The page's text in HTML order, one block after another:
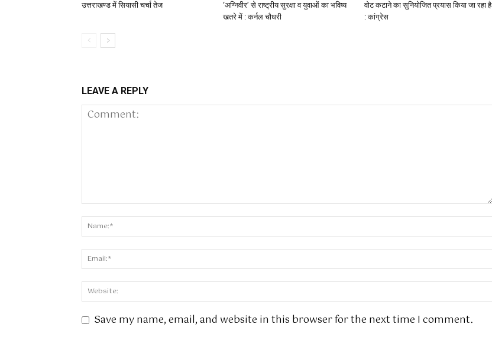
उत्तराखण्ड में सियासी चर्चा तेज
‘अग्निवीर’ से राष्ट्रीय सुरक्षा व युवाओं का भविष्य
खतरे में : कर्नल चौधरी
वोट कटाने का सुनियोजित प्रयास किया जा रहा है
: कांग्रेस
LEAVE A REPLY
Save my name, email, and website in this browser for the next time I comment.